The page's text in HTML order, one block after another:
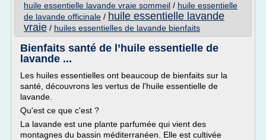
huile essentielle lavande vraie sommeil / huile essentielle
de lavande officinale / huile essentielle lavande
vraie / huiles essentielles de lavande bienfaits
Bienfaits santé de l’huile essentielle de
lavande ...
Les huiles essentielles ont beaucoup de bienfaits sur la
santé, découvrons les vertus de l'huile essentielle de
lavande.
Qu'est ce que c'est ?
La lavande est une plante parfumée qui vient des
montagnes du bassin méditerranéen. Elle est cultivée